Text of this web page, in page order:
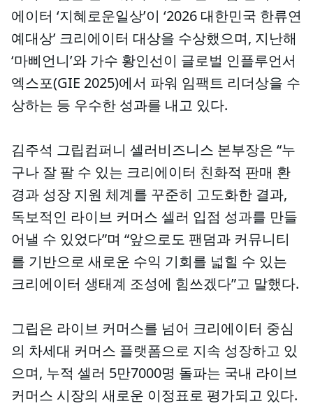
에이터 ‘지혜로운일상’이 ‘2026 대한민국 한류연
예대상’ 크리에이터 대상을 수상했으며, 지난해
‘마삐언니’와 가수 황인선이 글로벌 인플루언서
엑스포(GIE 2025)에서 파워 임팩트 리더상을 수
상하는 등 우수한 성과를 내고 있다.
김주석 그립컴퍼니 셀러비즈니스 본부장은 “누
구나 잘 팔 수 있는 크리에이터 친화적 판매 환
경과 성장 지원 체계를 꾸준히 고도화한 결과,
독보적인 라이브 커머스 셀러 입점 성과를 만들
어낼 수 있었다”며 “앞으로도 팬덤과 커뮤니티
를 기반으로 새로운 수익 기회를 넓힐 수 있는
크리에이터 생태계 조성에 힘쓰겠다”고 말했다.
그립은 라이브 커머스를 넘어 크리에이터 중심
의 차세대 커머스 플랫폼으로 지속 성장하고 있
으며, 누적 셀러 5만7000명 돌파는 국내 라이브
커머스 시장의 새로운 이정표로 평가되고 있다.